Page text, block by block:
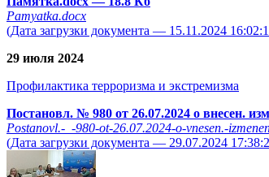
Pamyatka.docx
(Дата загрузки документа — 15.11.2024
29 июля 2024
Профилактика терроризма и экстремизма
Постановл. № 980 от 26.07.2024 о внесен.
Postanovl.-_-980-ot-26.07.2024-o-vnesen.-
(Дата загрузки документа — 29.07.2024